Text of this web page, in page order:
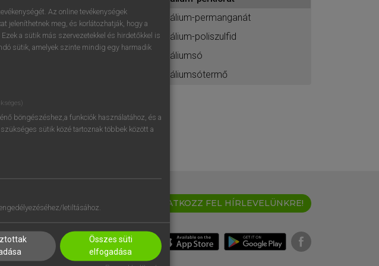
elindításához
regisztrálok ésbelépek.
REGISZTRÁCIÓ
kálium-permanganát
kálium-poliszulfid
káliumsó
káliumsótermő
IRATKOZZ FEL HÍRLEVELÜNKRE!
Az online tevékenységek
jeleníthetnek meg, és korlátozhatják, hogy a
a sütik más szervezetekkel és hirdetőkkel is
sütik, amelyek szinte mindig egy harmadik
böngészéshez,a funkciók használatához, és a
sütik közé tartoznak többek között a
letiltásához.
Összes süti
elfogadása